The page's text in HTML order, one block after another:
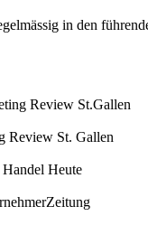
in den
Review St.Gallen
Review St. Gallen
Heute